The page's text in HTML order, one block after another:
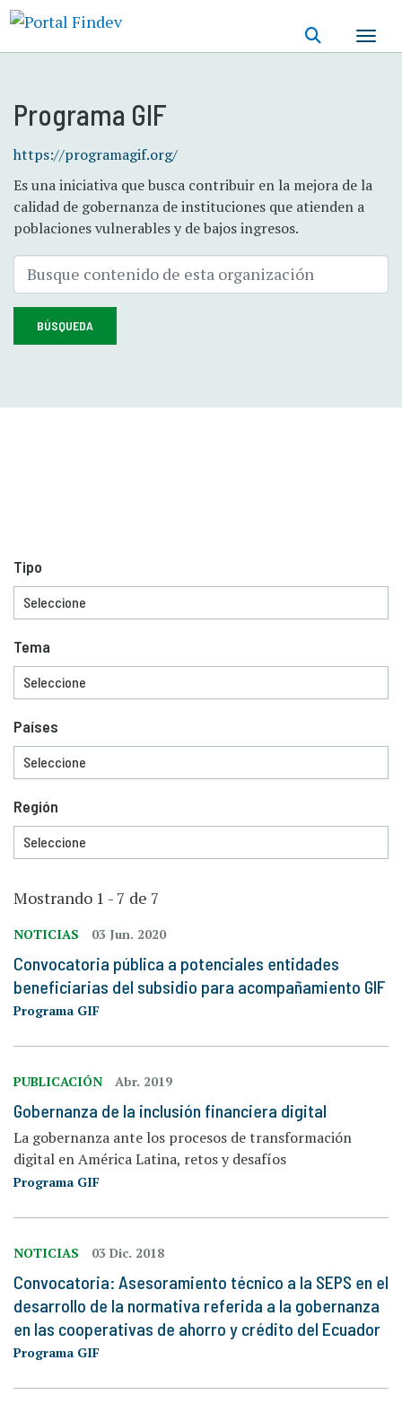
Programa GIF
https://programagif.org/
Es una iniciativa que busca contribuir en la mejora de la
calidad de gobernanza de instituciones que atienden a
poblaciones vulnerables y de bajos ingresos.
BÚSQUEDA
Mostrando 1 - 7 de 7
NOTICIAS 03 Jun. 2020
Convocatoria pública a potenciales entidades
beneficiarias del subsidio para acompañamiento GIF
Programa GIF
PUBLICACIÓN Abr. 2019
Gobernanza de la inclusión financiera digital
La gobernanza ante los procesos de transformación
digital en América Latina, retos y desafíos
Programa GIF
NOTICIAS 03 Dic. 2018
Convocatoria: Asesoramiento técnico a la SEPS en el
desarrollo de la normativa referida a la gobernanza
en las cooperativas de ahorro y crédito del Ecuador
Programa GIF
Tipo
Tema
Países
Región